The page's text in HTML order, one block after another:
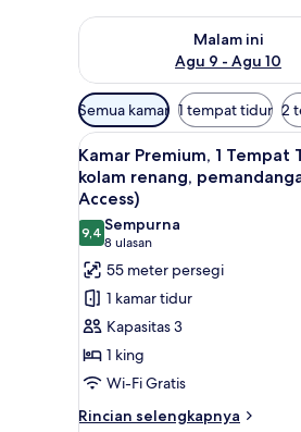
Malam ini
Agu 9 - Agu 10
Periksa ketersediaan untuk
Filter
tersedia
untuk
kamar
Semua kamar 1 tempat tidur 2
Lihat
semua
foto
untuk
Kamar
Premium,
Tempat
Tidur
King,
akses
ke
6
Kamar Premium, 1 Tempat
kolam renang,
Access)
9,49,4 dari 10
Sempurna
8 ulasan
(8
ulasan)
55 meter persegi
1 kamar tidur
Kapasitas 3
1 king
Wi-Fi Gratis
Rincian selengkapnya
Rincian